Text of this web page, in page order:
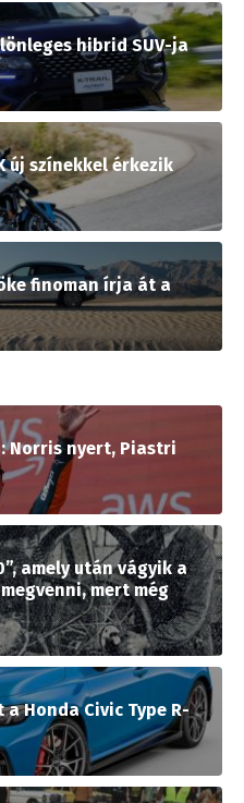
hibrid SUV-ja
új színekkel érkezik
finoman írja át a
Norris nyert, Piastri
amely után vágyik a
mert még
Honda Civic Type R-